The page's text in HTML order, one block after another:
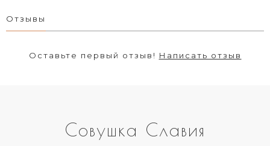
Отзывы
Оставьте первый отзыв! Написать отзыв
Совушка Славия